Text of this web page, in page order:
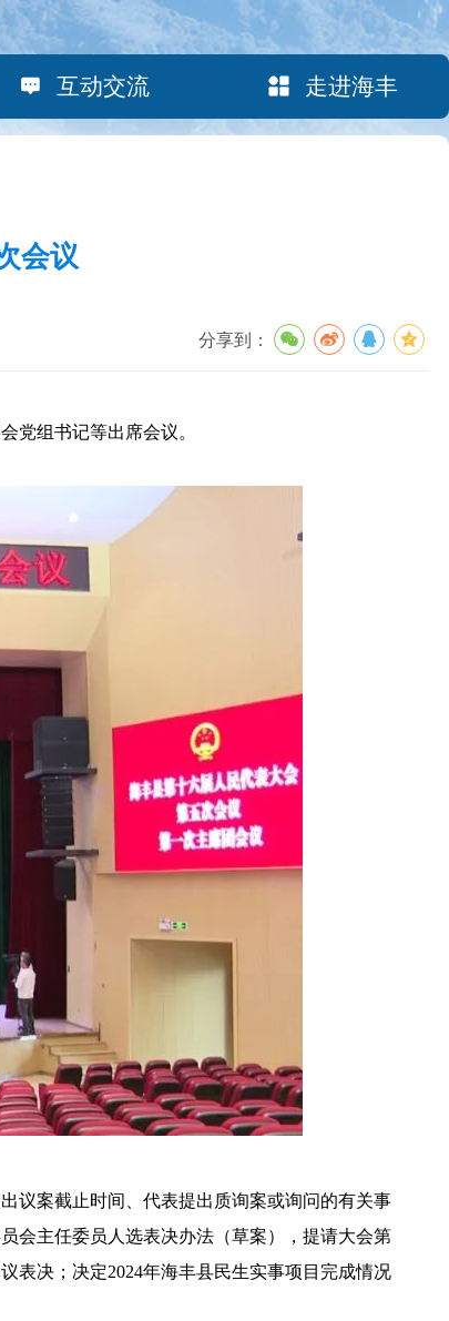
互动交流 走进海丰
会议
分享到：
党组书记等出席会议。
案截止时间、代表提出质询案或询问的有关事
会主任委员人选表决办法（草案），提请大会第
表决；决定2024年海丰县民生实事项目完成情况